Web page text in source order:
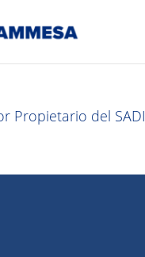
Propietario del SADI